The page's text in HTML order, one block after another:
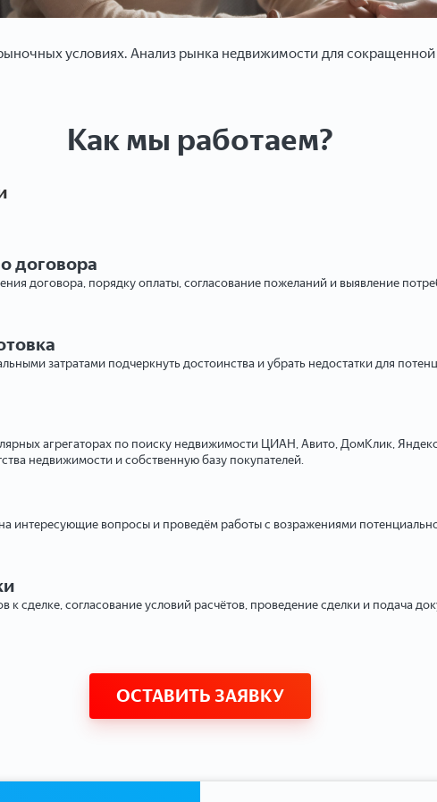
условиях. Анализ рынка недвижимости для сокращенной
Как мы работаем?
договора
договора, порядку оплаты, согласование пожеланий и выявление
затратами подчеркнуть достоинства и убрать недостатки для
агрегаторах по поиску недвижимости ЦИАН, Авито, ДомКлик,
недвижимости и собственную базу покупателей.
интересующие вопросы и проведём работы с возражениями
к сделке, согласование условий расчётов, проведение сделки и подача
ОСТАВИТЬ ЗАЯВКУ